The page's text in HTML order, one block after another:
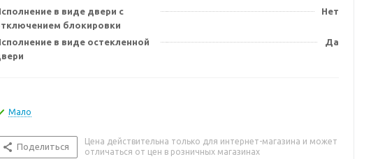
в виде двери с
блокировки
Нет
в виде остекленной
Да
Мало
Поделиться
Цена действительна только для интернет-магазина и может
отличаться от цен в розничных магазинах